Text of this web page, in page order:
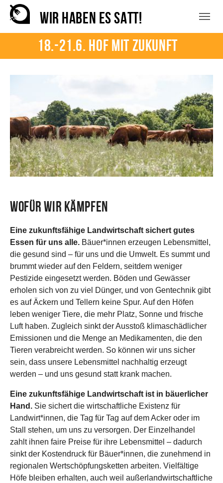
Zum Hauptinhalt springen
Skip to page footer
WIR HABEN ES SATT!
18.-21.6. Hof mit Zukunft
Wofür wir kämpfen
Eine zukunftsfähige Landwirtschaft sichert gutes
Essen für uns alle. Bäuer*innen erzeugen Lebensmittel,
die gesund sind – für uns und die Umwelt. Es summt und
brummt wieder auf den Feldern, seitdem weniger
Pestizide eingesetzt werden. Böden und Gewässer
erholen sich von zu viel Dünger, und von Gentechnik gibt
es auf Äckern und Tellern keine Spur. Auf den Höfen
leben weniger Tiere, die mehr Platz, Sonne und frische
Luft haben. Zugleich sinkt der Ausstoß klimaschädlicher
Emissionen und die Menge an Medikamenten, die den
Tieren verabreicht werden. So können wir uns sicher
sein, dass unsere Lebensmittel nachhaltig erzeugt
werden – und uns gesund statt krank machen.
Eine zukunftsfähige Landwirtschaft ist in bäuerlicher
Hand. Sie sichert die wirtschaftliche Existenz für
Landwirt*innen, die Tag für Tag auf dem Acker oder im
Stall stehen, um uns zu versorgen. Der Einzelhandel
zahlt ihnen faire Preise für ihre Lebensmittel – dadurch
sinkt der Kostendruck für Bäuer*innen, die zunehmend in
regionalen Wertschöpfungsketten arbeiten. Vielfältige
Höfe bleiben erhalten, auch weil außerlandwirtschaftliche